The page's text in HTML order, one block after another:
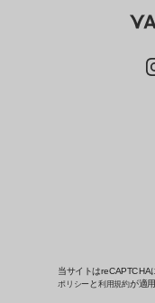
当サイトはreCAPTCHA
ポリシーと 利用規約が適